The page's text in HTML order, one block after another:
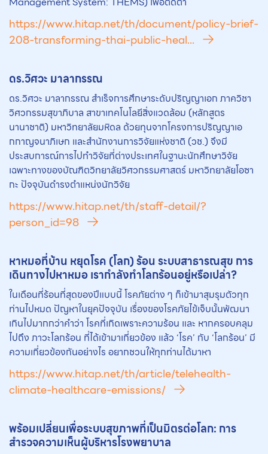
https://www.hitap.net/th/document/policy-brief-
208-transforming-thai-public-heal...
ดร.วิศวะ มาลากรรณ
ดร.วิศวะ มาลากรรณ สำเร็จการศึกษาระดับปริญญาเอก ภาควิชา
วิศวกรรมสุขาภิบาล สาขาเทคโนโลยีสิ่งแวดล้อม (หลักสูตร
นานาชาติ) มหาวิทยาลัยมหิดล ด้วยทุนจากโครงการปริญญาเอ
กกาญจนาภิเษก และสำนักงานการวิจัยแห่งชาติ (วช.) จึงมี
ประสบการณ์การไปทำวิจัยที่ต่างประเทศในฐานะนักศึกษาวิจัย
เฉพาะทางของบัณฑิตวิทยาลัยวิศวกรรมศาสตร์ มหาวิทยาลัยโอซา
กะ ปัจจุบันดำรงตำแหน่งนักวิจัย
https://www.hitap.net/th/staff-detail/?
person_id=98
หาหมอที่บ้าน หยุดโรค (โลก) ร้อน ระบบสาธารณสุข การ
เดินทางไปหาหมอ เรากำลังทำโลกร้อนอยู่หรือเปล่า?
ในเดือนที่ร้อนที่สุดของปีแบบนี้ โรคภัยต่าง ๆ ก็เข้ามาสุมรุมตัวทุก
ท่านไปหมด ปัญหาในยุคปัจจุบัน เรื่องของโรคภัยไข้เจ็บนั้นพัฒนา
เกินไปมากกว่าคำว่า โรคที่เกิดเพราะความร้อน และ หากครอบคลุม
ไปถึง ภาวะโลกร้อน ที่ได้เข้ามาเกี่ยวข้อง แล้ว ‘โรค’ กับ ‘โลกร้อน’ มี
ความเกี่ยวข้องกันอย่างไร อยากชวนให้ทุกท่านได้มาหา
https://www.hitap.net/th/article/telehealth-
climate-healthcare-emissions/
พร้อมเปลี่ยนเพื่อระบบสุขภาพที่เป็นมิตรต่อโลก: การ
สำรวจความเห็นผู้บริหารโรงพยาบาล